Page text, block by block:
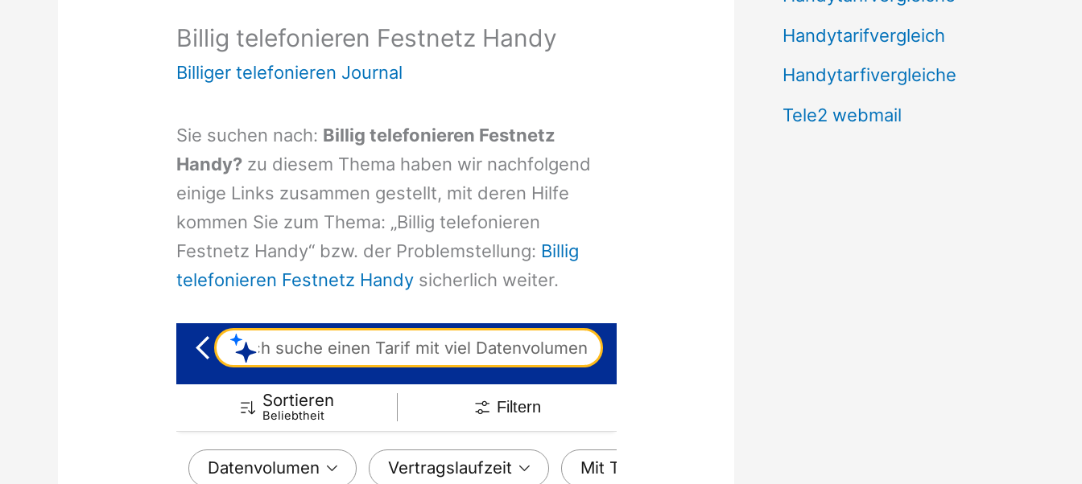
Billig telefonieren Festnetz Handy
Billiger telefonieren Journal
Sie suchen nach: Billig telefonieren Festnetz
Handy?zu diesem Thema haben wir nachfolgend
einige Links zusammen gestellt, mit deren Hilfe
kommen Sie zum Thema: „Billig telefonieren
Festnetz Handy“ bzw. der Problemstellung: Billig
telefonieren Festnetz Handysicherlich weiter.
Handytarifvergleich
Handytarfivergleiche
Tele2 webmail